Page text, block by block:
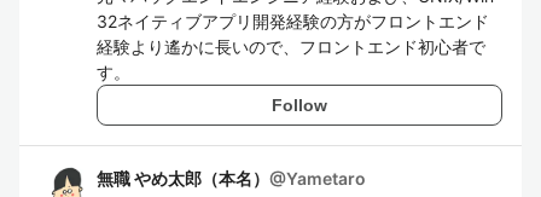
32ネイティブアプリ開発経験の方がフロントエンド
経験より遙かに長いので、フロントエンド初心者で
す。
Follow
無職 やめ太郎（本名） @Yametaro